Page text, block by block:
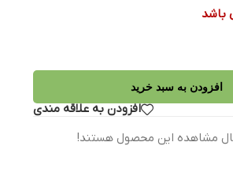
باشد
افزودن به سبد خرید
افزودن به علاقه مندی
مشاهده این محصول هستند!